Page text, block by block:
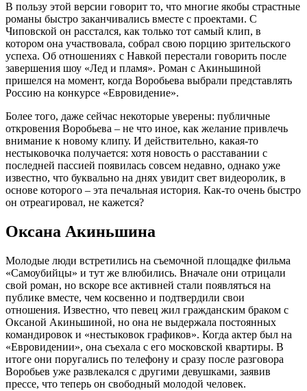
В пользу этой версии говорит то, что многие якобы страстные
романы быстро заканчивались вместе с проектами. С
Чиповской он расстался, как только тот самый клип, в
котором она участвовала, собрал свою порцию зрительского
успеха. Об отношениях с Навкой перестали говорить после
завершения шоу «Лед и пламя». Роман с Акиньшиной
пришелся на момент, когда Воробьева выбрали представлять
Россию на конкурсе «Евровидение».
Более того, даже сейчас некоторые уверены: публичные
откровения Воробьева – не что иное, как желание привлечь
внимание к новому клипу. И действительно, какая-то
нестыковочка получается: хотя новость о расставании с
последней пассией появилась совсем недавно, однако уже
известно, что буквально на днях увидит свет видеоролик, в
основе которого – эта печальная история. Как-то очень быстро
он отреагировал, не кажется?
Оксана Акиньшина
Молодые люди встретились на съемочной площадке фильма
«Самоубийцы» и тут же влюбились. Вначале они отрицали
свой роман, но вскоре все активней стали появляться на
публике вместе, чем косвенно и подтвердили свои
отношения. Известно, что певец жил гражданским браком с
Оксаной Акиньшиной, но она не выдержала постоянных
командировок и «нестыковок графиков». Когда актер был на
«Евровидении», она съехала с его московской квартиры. В
итоге они поругались по телефону и сразу после разговора
Воробьев уже развлекался с другими девушками, заявив
прессе, что теперь он свободный молодой человек.